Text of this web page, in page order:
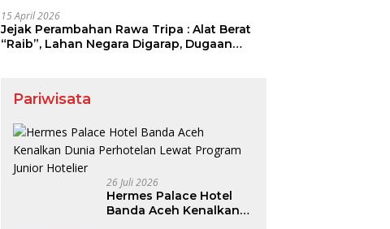
15 April 2026
Jejak Perambahan Rawa Tripa : Alat Berat
“Raib”, Lahan Negara Digarap, Dugaan
Pariwisata
26 Juli 2026
Hermes Palace Hotel
Banda Aceh Kenalkan